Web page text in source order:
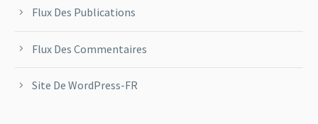
Flux Des Publications
Flux Des Commentaires
Site De WordPress-FR